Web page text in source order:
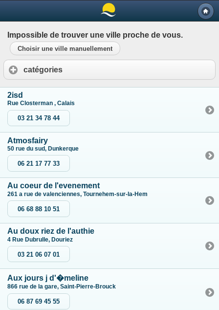
Impossible de trouver une ville proche de vous.
Choisir une ville manuellement
catégories
2isd
Rue Closterman , Calais
03 21 34 78 44
Atmosfairy
50 rue du sud, Dunkerque
06 21 17 77 33
Au coeur de l'evenement
261 a rue de valenciennes, Tournehem-sur-la-Hem
06 68 88 10 51
Au doux riez de l'authie
4 Rue Dubrulle, Douriez
03 21 06 07 01
Aux jours j d'�meline
866 rue de la gare, Saint-Pierre-Brouck
06 87 69 45 55